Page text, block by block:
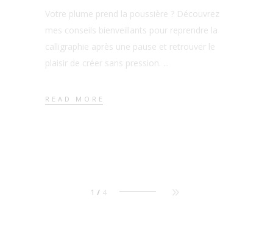
Votre plume prend la poussière ? Découvrez
mes conseils bienveillants pour reprendre la
calligraphie après une pause et retrouver le
plaisir de créer sans pression.
READ MORE
1 4